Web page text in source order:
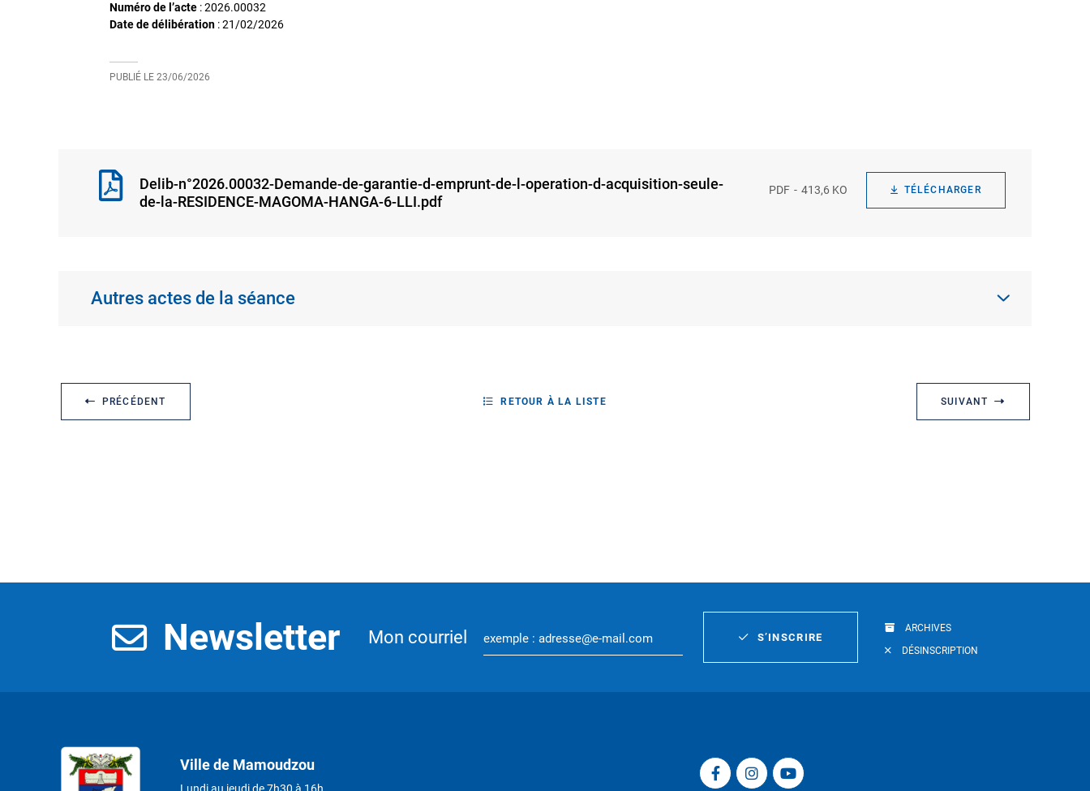
Numéro de l’acte : 2026.00032
Date de délibération :21/02/2026
PUBLIÉ LE 23/06/2026
Delib-n°2026.00032-Demande-de-garantie-d-emprunt-de-l-operation-d-acquisition-seule-
de-la-RESIDENCE-MAGOMA-HANGA-6-LLI.pdf
PDF 413,6 KO TÉLÉCHARGER
Autres actes de la séance
PRÉCÉDENT RETOUR À LA LISTE SUIVANT
Newsletter Mon courriel S’INSCRIRE
ARCHIVES
DÉSINSCRIPTION
Ville de Mamoudzou